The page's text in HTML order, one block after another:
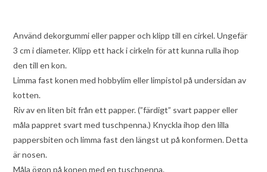
Använd dekorgummi eller papper och klipp till en cirkel. Ungefär
3 cm i diameter. Klipp ett hack i cirkeln för att kunna rulla ihop
den till en kon.
Limma fast konen med hobbylim eller limpistol på undersidan av
kotten.
Riv av en liten bit från ett papper. (”färdigt” svart papper eller
måla pappret svart med tuschpenna.) Knyckla ihop den lilla
pappersbiten och limma fast den längst ut på konformen. Detta
är nosen.
Måla ögon på konen med en tuschpenna.